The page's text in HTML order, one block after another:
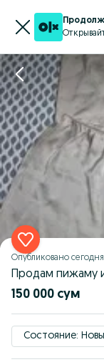
Опубликовано сегодня
Продам пижаму
150 000 сум
Состояние: